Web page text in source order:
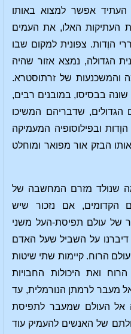
אפשר למצוא באותו
העתיקות האלו, את העמים
הוֶדות. צפונית למקום שבו
הגדולה, נמצא אזור שהיה
והמשכנעות של זרתוסטרא.
בבסיסו, במובנים רבים,
שדבריהם המשיכו
ובפילוסופיה המעמיקה
הבזק אור מפואר ומוחלט
שנולד מזרם המחשבה של
הקדומים, אם נזכור שיש
של עולם תפיסת-העל משני
על השביל שעל האדם
הרוח. קיימות שתי שיטות
ואת היכולות החבויות
מעבר לרמתן הנורמלית, עד
אל העולם שמעבר לתפיסת
של האנשים להעמיק עוד